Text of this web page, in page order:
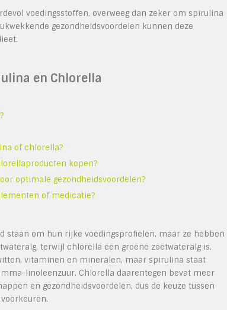
voedingsstoffen, overweeg dan zeker om spirulina
gezondheidsvoordelen kunnen deze
en Chlorella
of chlorella?
kopen?
optimale gezondheidsvoordelen?
of medicatie?
om hun rijke voedingsprofielen, maar ze hebben
terwijl chlorella een groene zoetwateralg is.
vitaminen en mineralen, maar spirulina staat
linoleenzuur. Chlorella daarentegen bevat meer
en gezondheidsvoordelen, dus de keuze tussen